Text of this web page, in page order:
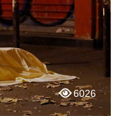
6026